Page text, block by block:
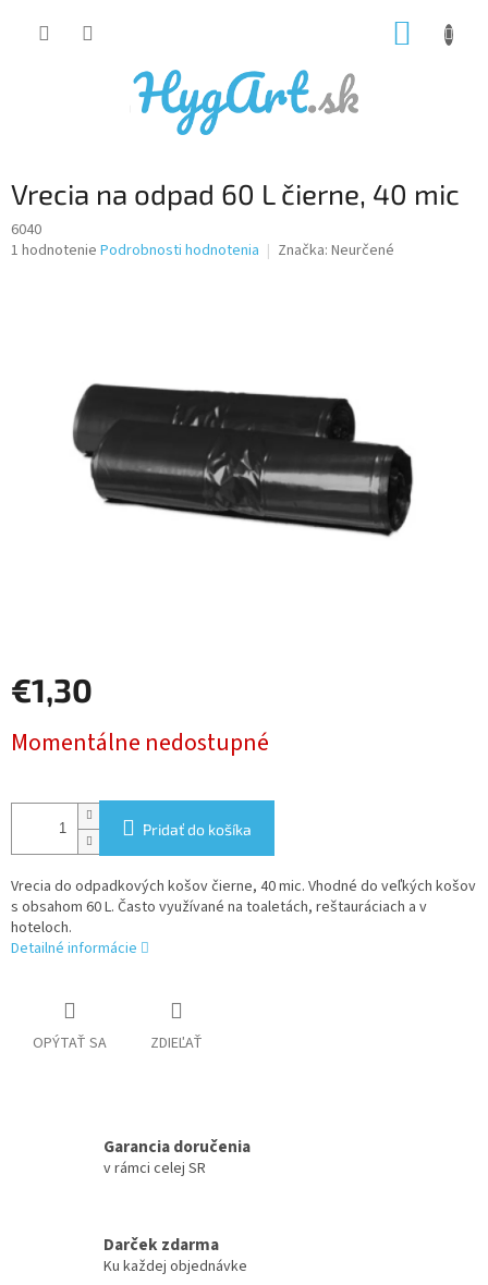
Vrecia na odpad 60 L čierne, 40 mic
6040
Priemerné
hviezdičiek.
1 hodnotenie Podrobnosti hodnotenia Značka: Neurčené
€1,30
cena:
Momentálne nedostupné
Pridať do košíka
Vrecia do odpadkových košov čierne, 40 mic. Vhodné do veľkých košov
s obsahom 60 L. Často využívané na toaletách, reštauráciach a v
hoteloch.
Detailné informácie
OPÝTAŤ SA ZDIEĽAŤ
Garancia doručenia
v rámci celej SR
Darček zdarma
Ku každej objednávke